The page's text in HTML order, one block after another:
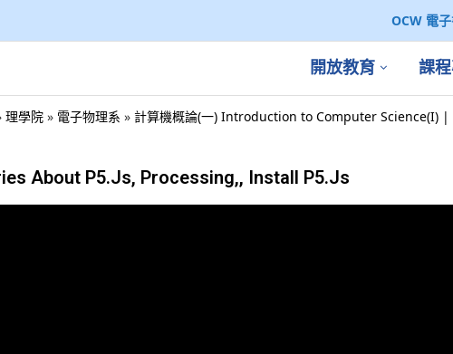
OCW 電
開放教育 課
理學院 » 電子物理系 » 計算機概論(一) Introduction to Computer Science(I) |
About P5.Js, Processing,, Install P5.Js